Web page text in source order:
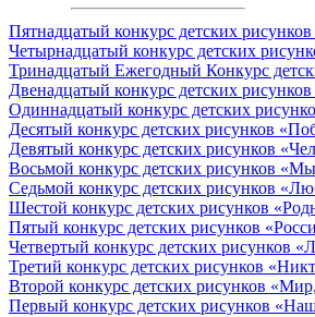
Пятнадцатый конкурс детских
Четырнадцатый конкурс детских
Тринадцатый Ежегодный Конкурс
Двенадцатый конкурс детских
Одиннадцатый конкурс детских
Десятый конкурс детских рисунков
Девятый конкурс детских рисунков
Восьмой конкурс детских рисунков
Седьмой конкурс детских рисунков
Шестой конкурс детских рисунков
Пятый конкурс детских рисунков
Четвертый конкурс детских рисунков
Третий конкурс детских рисунков
Второй конкурс детских рисунков
Первый конкурс детских рисунков